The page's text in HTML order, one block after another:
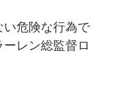
危険な行為で
レン総監督ロ